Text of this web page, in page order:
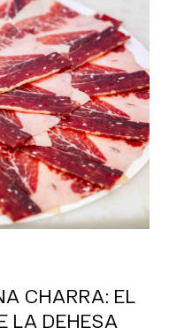
CHARRA: EL
LA DEHESA